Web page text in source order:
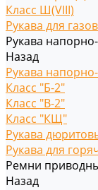
Класс Ш(VIII)
Рукава для
Рукава
Назад
Рукава
Класс "Б-2"
Класс "В-2"
Класс "КЩ"
Рукава
Рукава для
Ремни
Назад